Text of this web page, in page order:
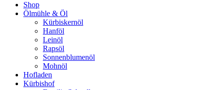
Shop
Ölmühle & Öl
Kürbiskernöl
Hanföl
Leinöl
Rapsöl
Sonnenblumenöl
Mohnöl
Hofladen
Kürbishof